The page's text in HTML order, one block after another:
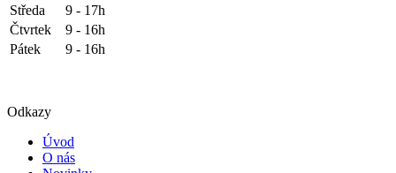
Středa
9 - 17h
Čtvrtek
9 - 16h
Pátek
9 - 16h
Odkazy
Úvod
O nás